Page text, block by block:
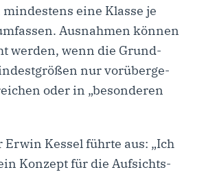
eine Klas­se je
Aus­nah­men kön­nen
wer­den, wenn die Grund­
nur vor­über­ge­
oder in „beson­de­ren
Kes­sel führ­te aus: „Ich
Kon­zept für die Auf­­­sichts-